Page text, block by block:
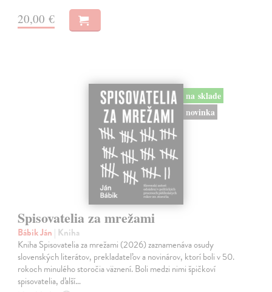
20,00 €
na sklade
novinka
Spisovatelia za mrežami
Bábik Ján | Kniha
Kniha Spisovatelia za mrežami (2026) zaznamenáva osudy
slovenských literátov, prekladateľov a novinárov, ktorí boli v 50.
rokoch minulého storočia väznení. Boli medzi nimi špičkoví
spisovatelia, ďalší…